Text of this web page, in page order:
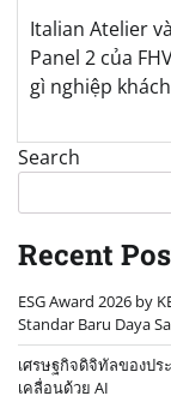
Italian Atelier
Panel 2 của
gì nghiệp
Search
Recent
ESG Award 2026 by
Standar Baru Daya
เศรษฐกิจดิจิทัลของปร
เคลื่อนด้วย AI